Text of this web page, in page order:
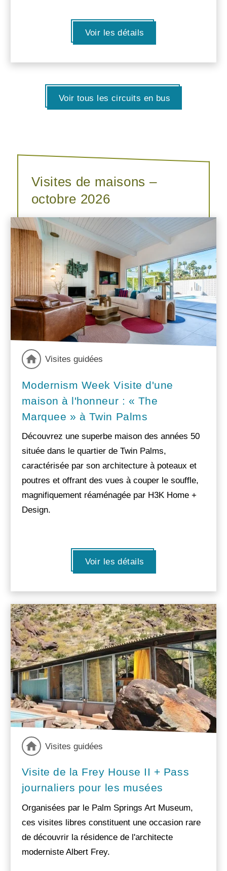
Voir les détails
Voir tous les circuits en bus
Visites de maisons –
octobre 2026
Visites guidées
Modernism Week Visite d'une
maison à l'honneur : « The
Marquee » à Twin Palms
Découvrez une superbe maison des années 50
située dans le quartier de Twin Palms,
caractérisée par son architecture à poteaux et
poutres et offrant des vues à couper le souffle,
magnifiquement réaménagée par H3K Home +
Design.
Voir les détails
Visites guidées
Visite de la Frey House II + Pass
journaliers pour les musées
Organisées par le Palm Springs Art Museum,
ces visites libres constituent une occasion rare
de découvrir la résidence de l'architecte
moderniste Albert Frey.